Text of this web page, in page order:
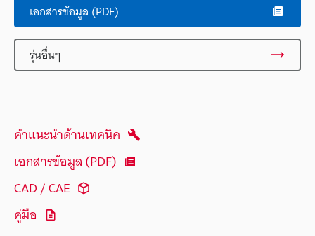
เอกสารข้อมูล (PDF)
รุ่นอื่นๆ
คำแนะนำด้านเทคนิค
เอกสารข้อมูล (PDF)
CAD / CAE
คู่มือ